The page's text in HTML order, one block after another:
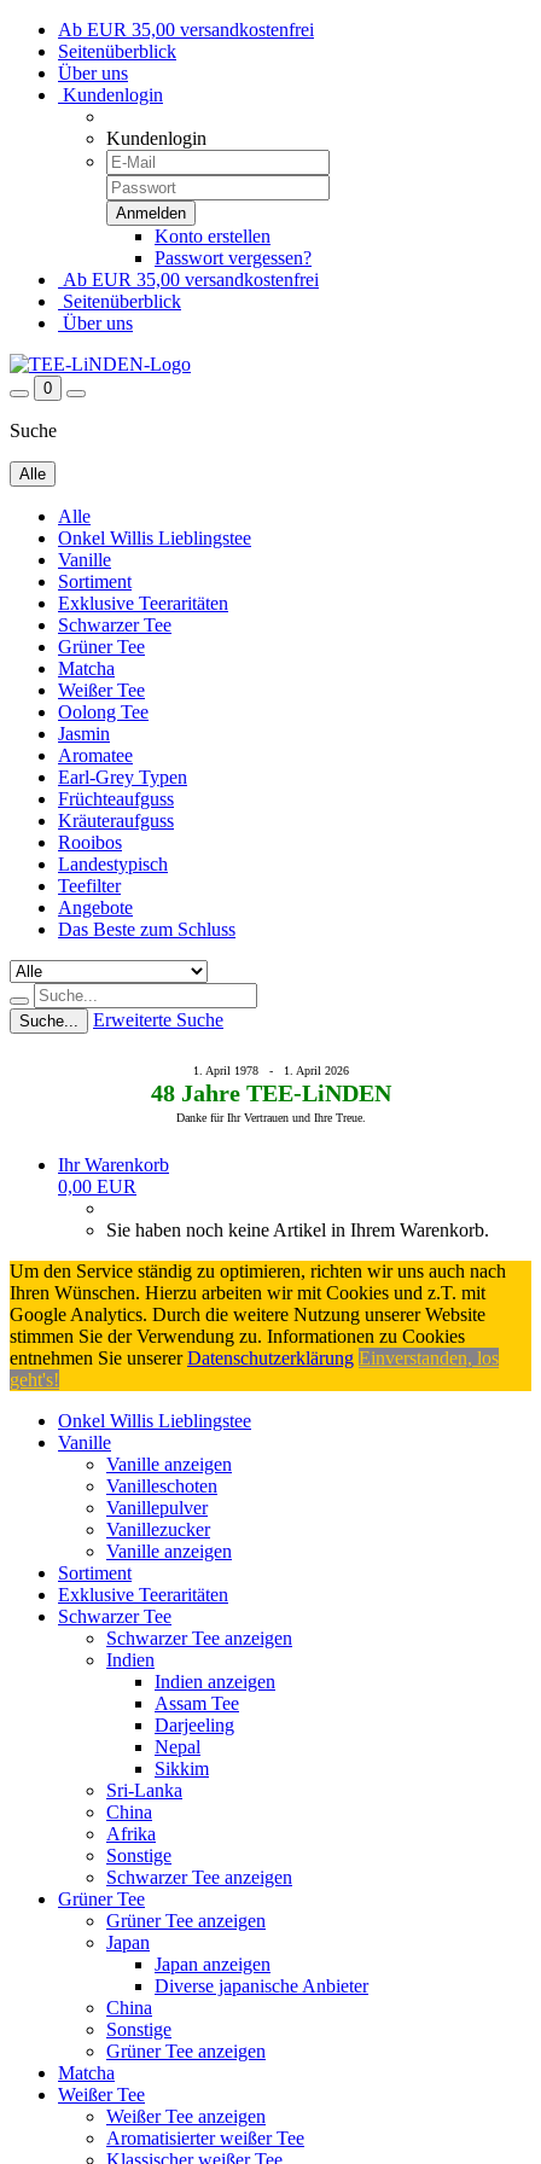
Ab EUR 35,00 versandkostenfrei
Seitenüberblick
Über uns
Kundenlogin
Kundenlogin
Konto erstellen
Passwort vergessen?
Ab EUR 35,00 versandkostenfrei
Seitenüberblick
Über uns
0
Suche
Alle
Alle
Onkel Willis Lieblingstee
Vanille
Sortiment
Exklusive Teeraritäten
Schwarzer Tee
Grüner Tee
Matcha
Weißer Tee
Oolong Tee
Jasmin
Aromatee
Earl-Grey Typen
Früchteaufguss
Kräuteraufguss
Rooibos
Landestypisch
Teefilter
Angebote
Das Beste zum Schluss
Suche... Erweiterte Suche
1. April 1978 - 1. April 2026
48 Jahre TEE-LiNDEN
Danke für Ihr Vertrauen und Ihre Treue.
Ihr Warenkorb
0,00 EUR
Sie haben noch keine Artikel in Ihrem Warenkorb.
Um den Service ständig zu optimieren, richten wir uns auch nach
Ihren Wünschen. Hierzu arbeiten wir mit Cookies und z.T. mit
Google Analytics. Durch die weitere Nutzung unserer Website
stimmen Sie der Verwendung zu. Informationen zu Cookies
entnehmen Sie unsererDatenschutzerklärung Einverstanden, los
geht's!
Onkel Willis Lieblingstee
Vanille
Vanille anzeigen
Vanilleschoten
Vanillepulver
Vanillezucker
Vanille anzeigen
Sortiment
Exklusive Teeraritäten
Schwarzer Tee
Schwarzer Tee anzeigen
Indien
Indien anzeigen
Assam Tee
Darjeeling
Nepal
Sikkim
Sri-Lanka
China
Afrika
Sonstige
Schwarzer Tee anzeigen
Grüner Tee
Grüner Tee anzeigen
Japan
Japan anzeigen
Diverse japanische Anbieter
China
Sonstige
Grüner Tee anzeigen
Matcha
Weißer Tee
Weißer Tee anzeigen
Aromatisierter weißer Tee
Klassischer weißer Tee